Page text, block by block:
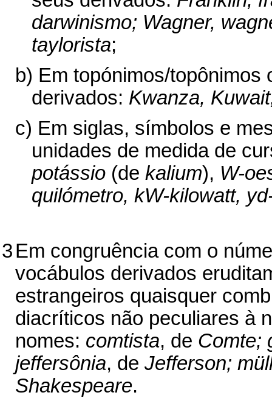
darwinismo; Wagner,
taylorista;
b) Em topónimos/
derivados: Kwanza,
c) Em siglas, símbolos e
unidades de medida de
potássio (de kalium), W-
quilómetro, kW-kilowatt,
3Em congruência com o
vocábulos derivados
estrangeiros quaisquer
diacríticos não peculiares à
nomes: comtista, de Comte;
jeffersônia, de Jefferson;
Shakespeare.